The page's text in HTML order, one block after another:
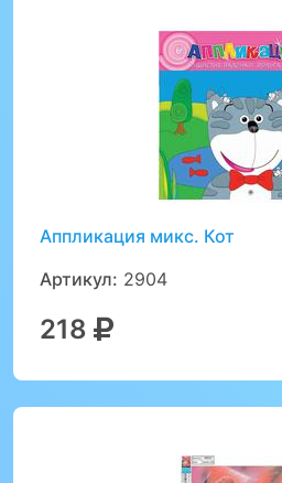
Аппликация микс. Кот
Артикул: 2904
218